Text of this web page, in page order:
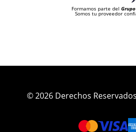
Formamos parte del
Somos tu proveedor
© 2026 Derechos